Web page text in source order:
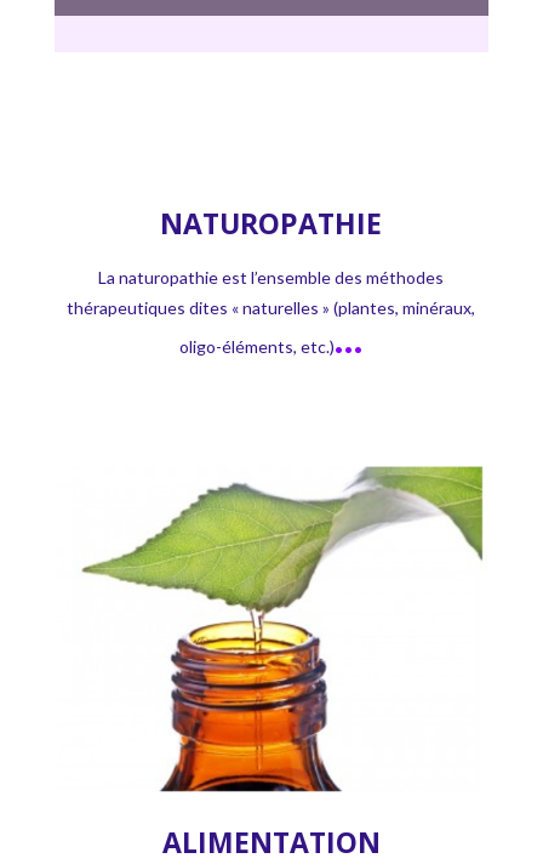
NATUROPATHIE
La naturopathie est l’ensemble des méthodes
thérapeutiques dites « naturelles » (plantes, minéraux,
oligo-éléments, etc.)…
ALIMENTATION